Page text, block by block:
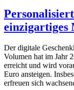
einzigartiges
Der digitale
Volumen hat im Jahr
erreicht und wird
Euro ansteigen.
erfreuen sich